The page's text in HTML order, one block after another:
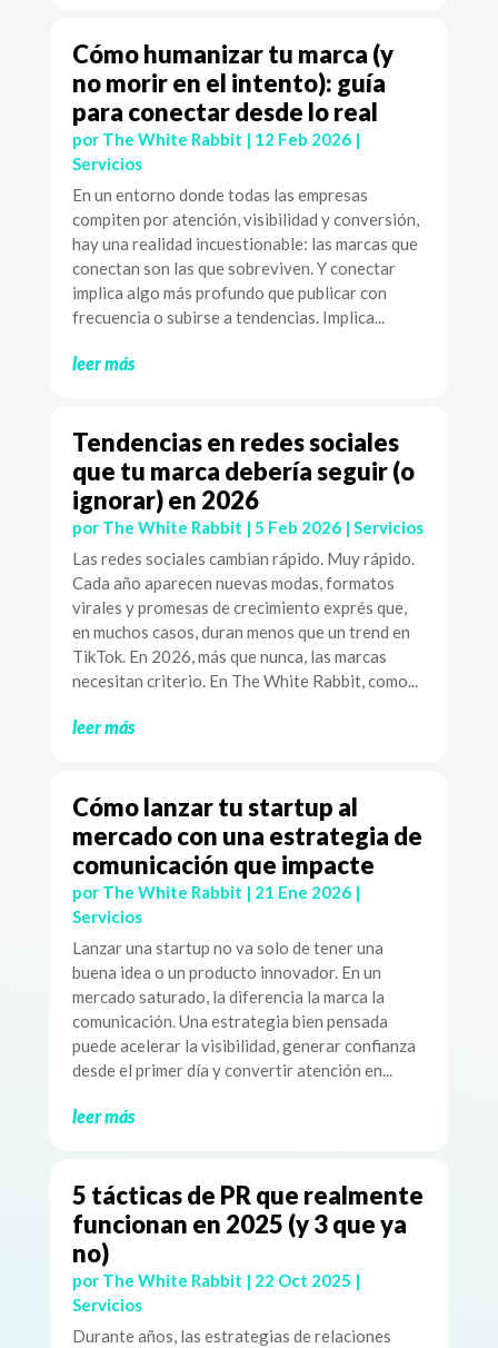
Cómo humanizar tu marca (y
no morir en el intento): guía
para conectar desde lo real
por The White Rabbit | 12 Feb 2026|
Servicios
En un entorno donde todas las empresas
compiten por atención, visibilidad y conversión,
hay una realidad incuestionable: las marcas que
conectan son las que sobreviven. Y conectar
implica algo más profundo que publicar con
frecuencia o subirse a tendencias. Implica...
leer más
Tendencias en redes sociales
que tu marca debería seguir (o
ignorar) en 2026
por The White Rabbit | 5 Feb 2026| Servicios
Las redes sociales cambian rápido. Muy rápido.
Cada año aparecen nuevas modas, formatos
virales y promesas de crecimiento exprés que,
en muchos casos, duran menos que un trend en
TikTok. En 2026, más que nunca, las marcas
necesitan criterio. En The White Rabbit, como...
leer más
Cómo lanzar tu startup al
mercado con una estrategia de
comunicación que impacte
por The White Rabbit | 21 Ene 2026|
Servicios
Lanzar una startup no va solo de tener una
buena idea o un producto innovador. En un
mercado saturado, la diferencia la marca la
comunicación. Una estrategia bien pensada
puede acelerar la visibilidad, generar confianza
desde el primer día y convertir atención en...
leer más
5 tácticas de PR que realmente
funcionan en 2025 (y 3 que ya
no)
por The White Rabbit | 22 Oct 2025 |
Servicios
Durante años, las estrategias de relaciones